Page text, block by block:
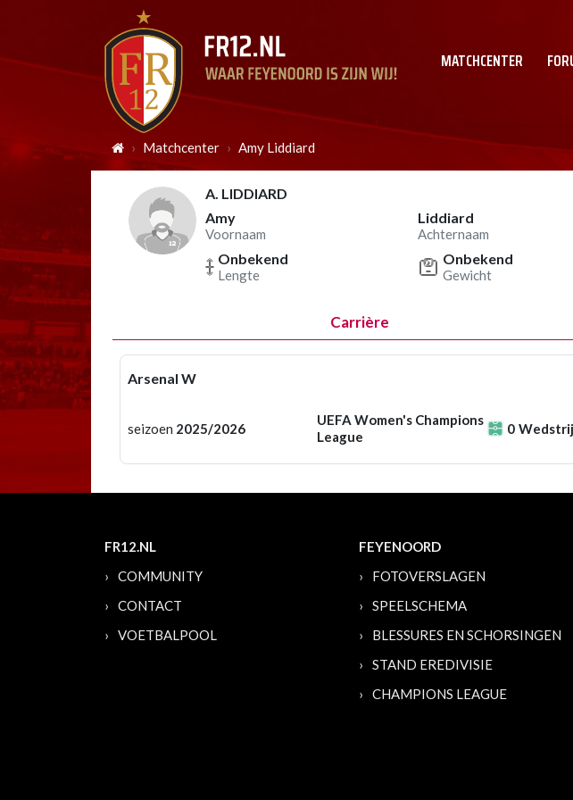
MATCHCENTER
Matchcenter Amy Liddiard
A. LIDDIARD
Amy
Voornaam
Liddiard
Achternaam
Onbekend
Lengte
Onbekend
Gewicht
Carrière
Arsenal W
seizoen 2025/2026
UEFA Women's Champions
League
0
FR12.NL
COMMUNITY
CONTACT
VOETBALPOOL
FEYENOORD
FOTOVERSLAGEN
SPEELSCHEMA
BLESSURES EN SCHORSINGEN
STAND EREDIVISIE
CHAMPIONS LEAGUE